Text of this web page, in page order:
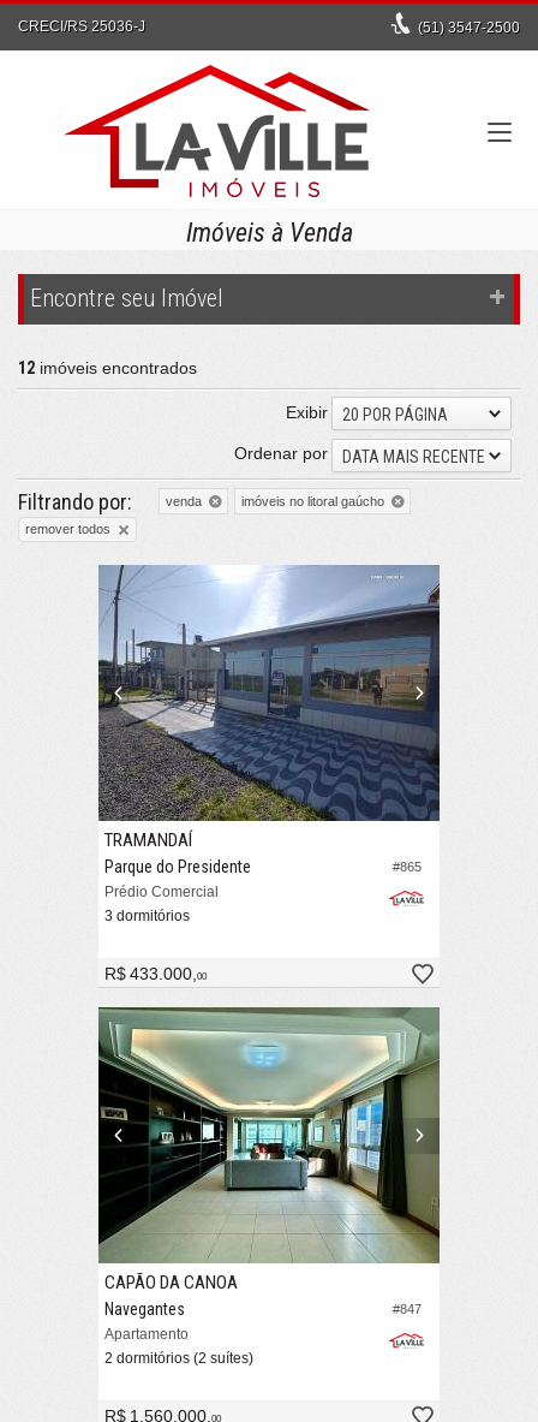
CRECI/RS 25036-J (51) 3547-2500
Imóveis à Venda
Encontre seu Imóvel
12 imóveis encontrados
Exibir
20 POR PÁGINA
Ordenar por
DATA MAIS RECENTE
Filtrando por: venda
imóveis no litoral gaúcho
remover todos
#865
TRAMANDAÍ
Parque do Presidente
Prédio Comercial
3 dormitórios
R$ 433.000,00
#847
CAPÃO DA CANOA
Navegantes
Apartamento
2 dormitórios (2 suítes)
R$ 1.560.000,00